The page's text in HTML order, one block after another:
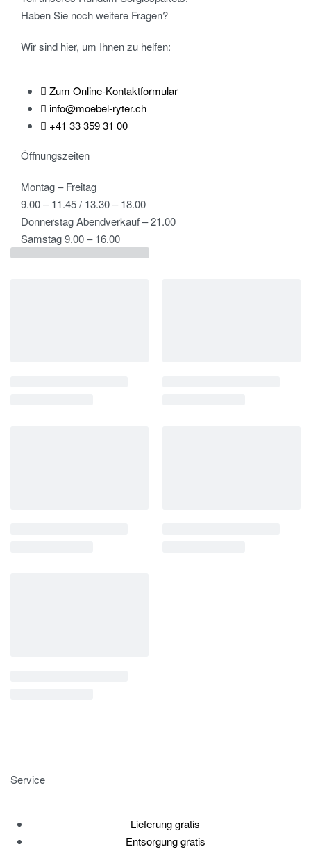
Haben Sie noch weitere Fragen?
Wir sind hier, um Ihnen zu helfen:
Zum Online-Kontaktformular
info@moebel-ryter.ch
+41 33 359 31 00
Öffnungszeiten
Montag – Freitag
9.00 – 11.45 / 13.30 – 18.00
Donnerstag Abendverkauf – 21.00
Samstag 9.00 – 16.00
Service
Lieferung gratis
Entsorgung gratis